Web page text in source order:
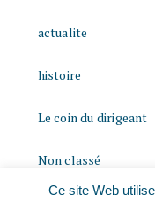
actualite
histoire
Le coin du dirigeant
Non classé
Ce site Web